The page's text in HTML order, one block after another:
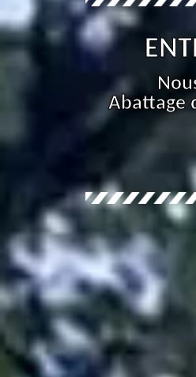
Abattage